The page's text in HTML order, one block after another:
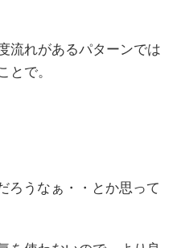
流れがあるパターンでは
とで。
ろうなぁ・・とか思って